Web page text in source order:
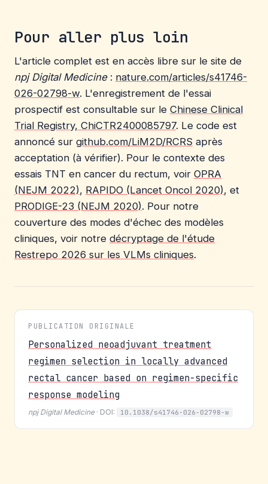
Pour aller plus loin
L'article complet est en accès libre sur le site de
npj Digital Medicine: nature.com/articles/s41746-
026-02798-w. L'enregistrement de l'essai
prospectif est consultable sur le Chinese Clinical
Trial Registry, ChiCTR2400085797. Le code est
annoncé sur github.com/LiM2D/RCRS après
acceptation (à vérifier). Pour le contexte des
essais TNT en cancer du rectum, voir OPRA
(NEJM 2022), RAPIDO (Lancet Oncol 2020), et
PRODIGE-23 (NEJM 2020). Pour notre
couverture des modes d'échec des modèles
cliniques, voir notre décryptage de l'étude
Restrepo 2026 sur les VLMs cliniques.
PUBLICATION ORIGINALE
Personalized neoadjuvant treatment
regimen selection in locally advanced
rectal cancer based on regimen-specific
response modeling
npj Digital Medicine· DOI: 10.1038/s41746-026-02798-w